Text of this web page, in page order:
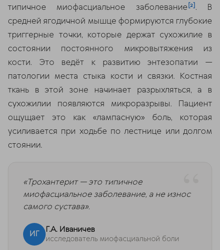
типичное миофасциальное заболевание[2]. В
средней ягодичной мышце формируются глубокие
триггерные точки, которые держат сухожилие в
состоянии постоянного микровытяжения из
кости. Это ведёт к развитию энтезопатии —
патологии места стыка кости и связки. Костная
ткань в этой зоне начинает разрыхляться, а в
сухожилии появляются микроразрывы. Пациент
ощущает это как «лампасную» боль, которая
усиливается при ходьбе по лестнице или долгом
стоянии.
«Трохантерит — это типичное
миофасциальное заболевание, а не износ
самого сустава».
ИГ Г.А. Иваничев
исследователь миофасциальной боли